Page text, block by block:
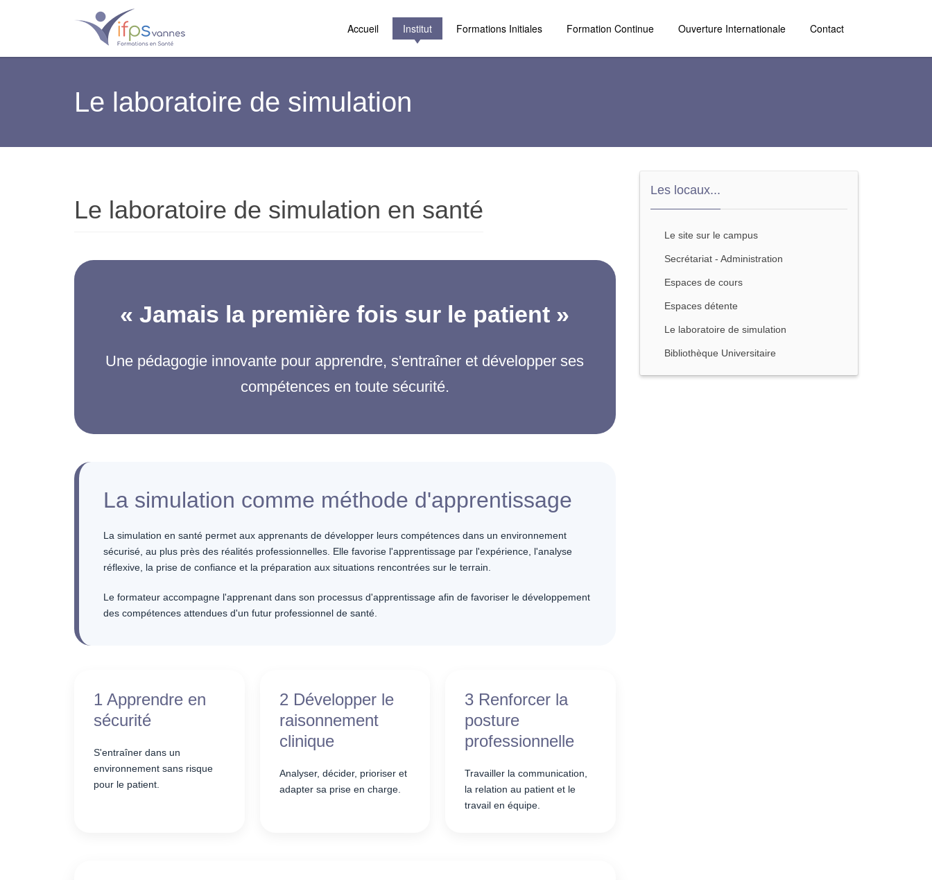
Accueil Institut Formations Initiales Formation Continue Ouverture Internationale Contact
Le laboratoire de simulation
Le laboratoire de simulation en santé
« Jamais la première fois sur le patient »
Une pédagogie innovante pour apprendre, s'entraîner et développer ses
compétences en toute sécurité.
La simulation comme méthode d'apprentissage
La simulation en santé permet aux apprenants de développer leurs compétences dans un environnement
sécurisé, au plus près des réalités professionnelles. Elle favorise l'apprentissage par l'expérience, l'analyse
réflexive, la prise de confiance et la préparation aux situations rencontrées sur le terrain.
Le formateur accompagne l'apprenant dans son processus d'apprentissage afin de favoriser le développement
des compétences attendues d'un futur professionnel de santé.
1 Apprendre en
sécurité
S'entraîner dans un
environnement sans risque
pour le patient.
2 Développer le
raisonnement
clinique
Analyser, décider, prioriser et
adapter sa prise en charge.
3 Renforcer la
posture
professionnelle
Travailler la communication,
la relation au patient et le
travail en équipe.
Les locaux...
Le site sur le campus
Secrétariat - Administration
Espaces de cours
Espaces détente
Le laboratoire de simulation
Bibliothèque Universitaire